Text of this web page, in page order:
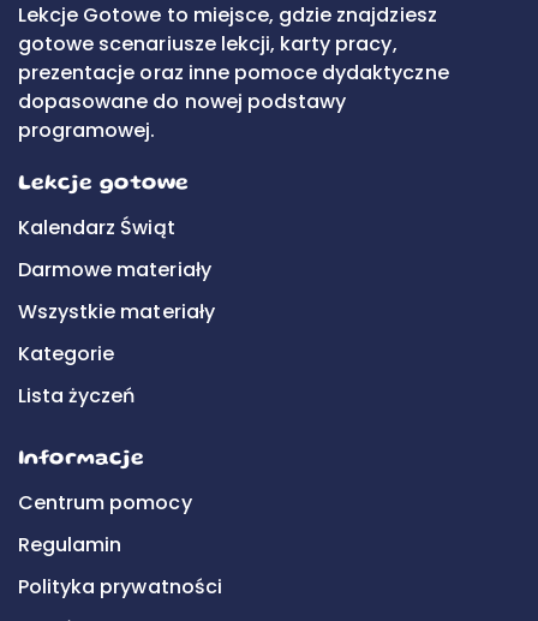
Lekcje Gotowe to miejsce, gdzie znajdziesz
gotowe scenariusze lekcji, karty pracy,
prezentacje oraz inne pomoce dydaktyczne
dopasowane do nowej podstawy
programowej.
Lekcje gotowe
Kalendarz Świąt
Darmowe materiały
Wszystkie materiały
Kategorie
Lista życzeń
Informacje
Centrum pomocy
Regulamin
Polityka prywatności